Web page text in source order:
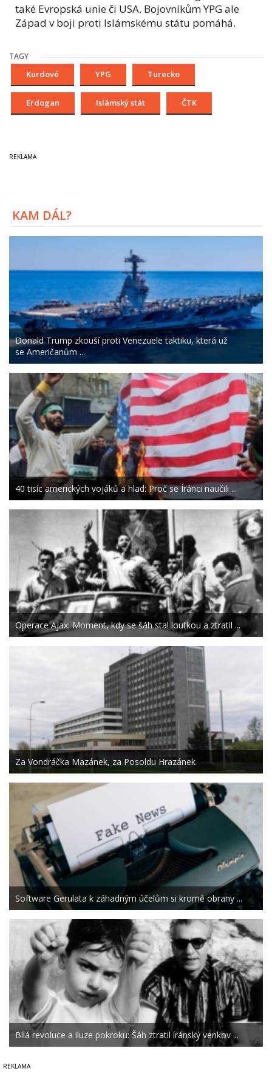
také Evropská unie či USA. Bojovníkům YPG ale
Západ v boji proti Islámskému státu pomáhá.
TAGY
Kurdové YPG Turecko
Erdogan Islámský stát ČTK
KAM DÁL?
Donald Trump zkouší proti Venezuele taktiku, která už
se Američanům ...
40 tisíc amerických vojáků a hlad: Proč se Íránci naučili ...
Operace Ajax: Moment, kdy se šáh stal loutkou a ztratil ...
Za Vondráčka Mazánek, za Posoldu Hrazánek
Software Gerulata k záhadným účelům si kromě obrany ...
Bílá revoluce a iluze pokroku: Šáh ztratil íránský venkov ...